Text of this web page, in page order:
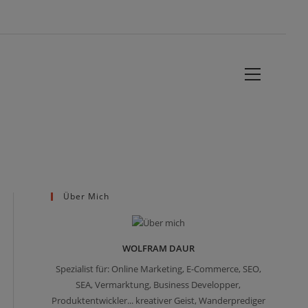
Website-
Über Mich
WOLFRAM DAUR
Spezialist für: Online Marketing, E-Commerce, SEO,
SEA, Vermarktung, Business Developper,
Produktentwickler... kreativer Geist, Wanderprediger